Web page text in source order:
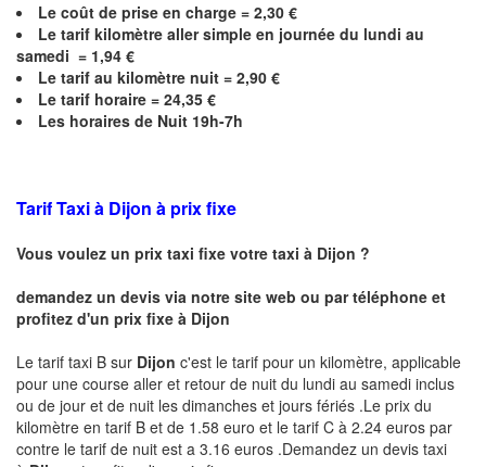
Le coût de prise en charge = 2,30 €
Le tarif kilomètre aller simple en journée du lundi au
samedi = 1,94 €
Le tarif au kilomètre nuit = 2,90 €
Le tarif horaire = 24,35 €
Les horaires de Nuit 19h-7h
Tarif Taxi à Dijon à prix fixe
Vous voulez un prix taxi fixe votre taxi à Dijon ?
demandez un devis via notre site web ou par téléphone et
profitez d'un prix fixe à Dijon
Le tarif taxi B sur Dijon c'est le tarif pour un kilomètre, applicable
pour une course aller et retour de nuit du lundi au samedi inclus
ou de jour et de nuit les dimanches et jours fériés .Le prix du
kilomètre en tarif B et de 1.58 euro et le tarif C à 2.24 euros par
contre le tarif de nuit est a 3.16 euros .Demandez un devis taxi